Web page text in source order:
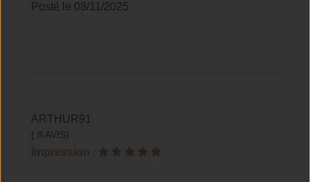
Posté le 08/11/2025
ARTHUR91
( 8 AVIS)
Impression :